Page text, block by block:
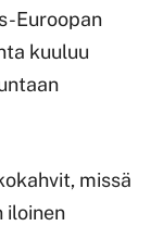
Euroopan
kuuluu
missä
iloinen